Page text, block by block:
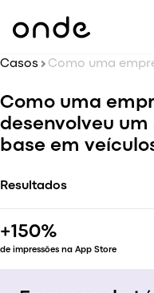
Casos
Como uma
desenvolveu
base em
Resultados
+150%
de impressões na App Store